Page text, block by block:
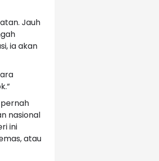
Jauh
ia akan
nasional
ini
atau